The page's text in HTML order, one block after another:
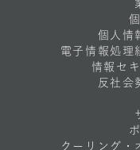
個人情
電子情報処理
情報セ
反社会
クーリング・